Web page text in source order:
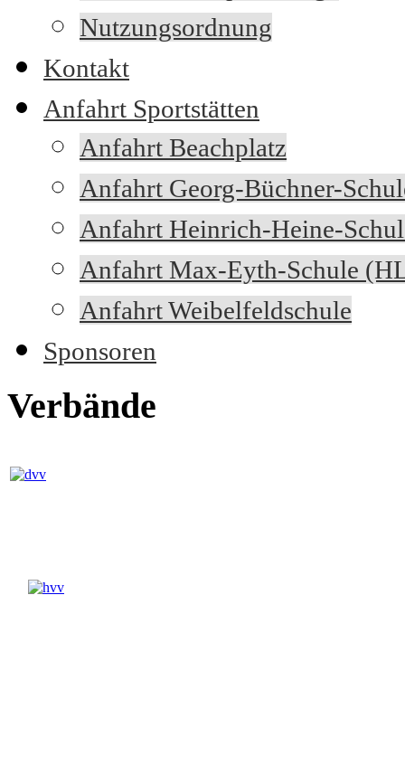
Nutzungsordnung
Kontakt
Anfahrt Sportstätten
Anfahrt Beachplatz
Anfahrt Georg-Büchner-
Anfahrt Heinrich-Heine-
Anfahrt Max-Eyth-Schule
Anfahrt Weibelfeldschule
Sponsoren
Verbände